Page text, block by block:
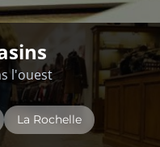
l'ouest
La Rochelle